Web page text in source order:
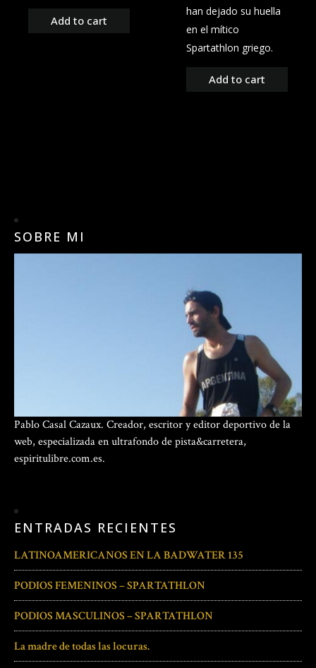
Add to cart
han dejado su huella
en el mítico
Spartathlon griego.
Add to cart
SOBRE MI
Pablo Casal Cazaux. Creador, escritor y editor deportivo de la
web, especializada en ultrafondo de pista&carretera,
espiritulibre.com.es.
ENTRADAS RECIENTES
LATINOAMERICANOS EN LA BADWATER 135
PODIOS FEMENINOS – SPARTATHLON
PODIOS MASCULINOS – SPARTATHLON
La madre de todas las locuras.